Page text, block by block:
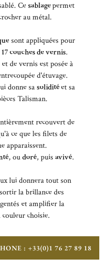
Cesablagepermet
au métal.
sont appliquées pour
17 couches de vernis.
de vernis est posée à
d'étuvage.
donne sasoliditéet sa
Talisman.
recouvert de
ce que les filets de
apparaissent.
, oudoré, puis avivé.
lui donnera tout son
la brillance des
et amplifier la
choisie.
: +33(0)1 76 27 89 18